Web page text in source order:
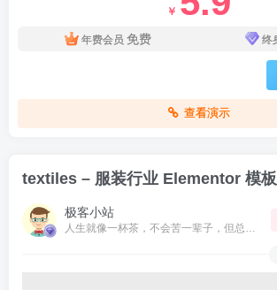
￥
年费会员 免费 终
查看演示
textiles – 服装行业 Elementor 模
极客小站
人生就像一杯茶，不会苦一辈子，但总会苦一阵子